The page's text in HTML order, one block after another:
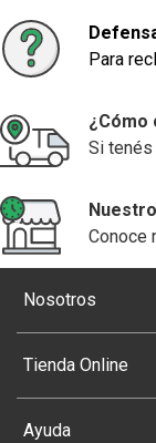
Para
¿Cómo
Si tenés
Conoce
Nosotros
Tienda Online
Ayuda